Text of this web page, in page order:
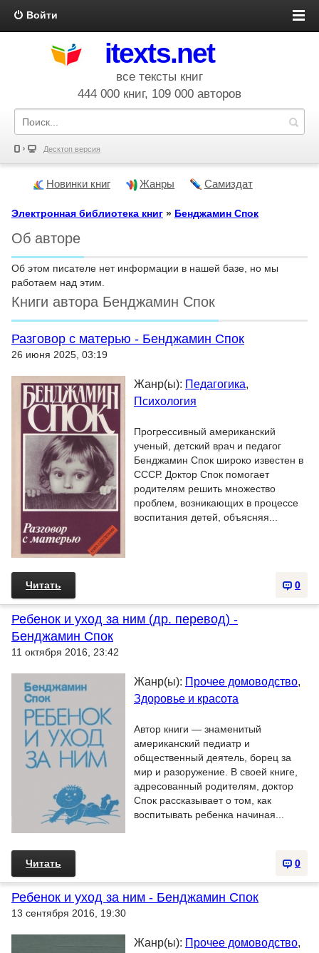
Войти
itexts.net
все тексты книг
444 000 книг, 109 000 авторов
Десктоп версия
Новинки книг Жанры Самиздат
Электронная библиотека книг » Бенджамин Спок
Об авторе
Об этом писателе нет информации в нашей базе, но мы
работаем над этим.
Книги автора Бенджамин Спок
Разговор с матерью - Бенджамин Спок
26 июня 2025, 03:19
Жанр(ы): Педагогика,
Психология
Прогрессивный американский
ученый, детский врач и педагог
Бенджамин Спок широко известен в
СССР. Доктор Спок помогает
родителям решить множество
проблем, возникающих в процессе
воспитания детей, объясняя...
0
Читать
Ребенок и уход за ним (др. перевод) -
Бенджамин Спок
11 октября 2016, 23:42
Жанр(ы): Прочее домоводство,
Здоровье и красота
Автор книги — знаменитый
американский педиатр и
общественный деятель, борец за
мир и разоружение. В своей книге,
адресованный родителям, доктор
Спок рассказывает о том, как
воспитывать ребенка начиная...
0
Читать
Ребенок и уход за ним - Бенджамин Спок
13 сентября 2016, 19:30
Жанр(ы): Прочее домоводство,